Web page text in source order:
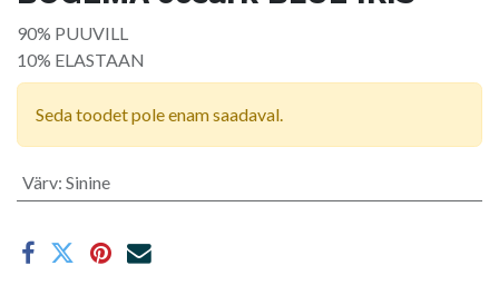
90% PUUVILL
10% ELASTAAN
Seda toodet pole enam saadaval.
Värv: Sinine